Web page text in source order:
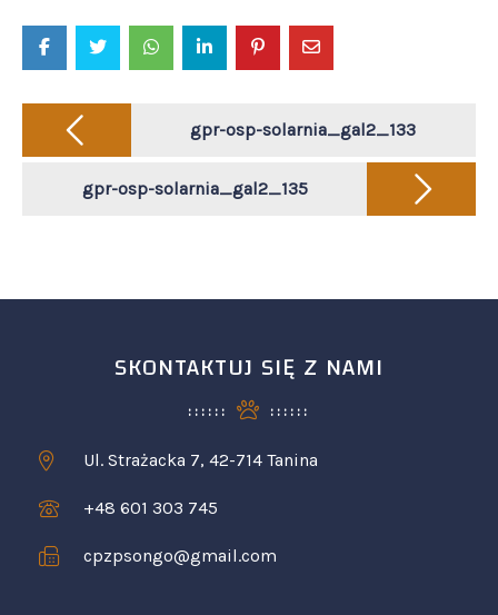
Post
navigation gpr-osp-solarnia_gal2_133
gpr-osp-solarnia_gal2_135
SKONTAKTUJ SIĘ Z NAMI
Ul. Strażacka 7, 42-714 Tanina
+48 601 303 745
cpzpsongo@gmail.com